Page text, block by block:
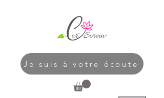
Je suis à votre écoute